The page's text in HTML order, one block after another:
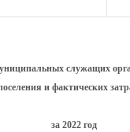
служащих
и фактических
за 2022 год